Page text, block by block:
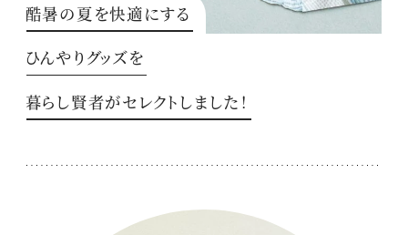
酷暑の夏を快適にする
ひんやりグッズを
暮らし賢者がセレクトしました！